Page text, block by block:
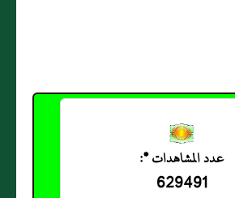
عدد المشاهدات *:
629491